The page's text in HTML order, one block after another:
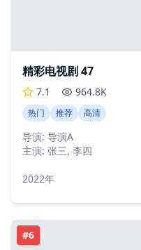
精彩电视剧 47
7.1 964.8K
热门 推荐 高清
导演: 导演A
主演: 张三, 李四
2022年
#6